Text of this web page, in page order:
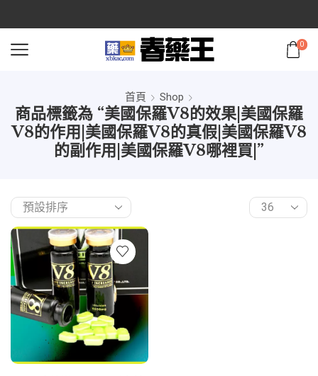
0
首頁 Shop
商品標籤為 “美國保羅V8的效果|美國保羅
V8的作用|美國保羅V8的真假|美國保羅V8
的副作用|美國保羅V8哪裡買|”